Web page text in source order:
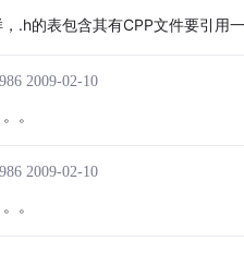
.h的表包含其有CPP文件要引用
2009-02-10
。
2009-02-10
。